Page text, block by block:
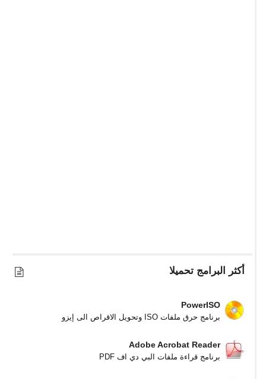
أكثر البرامج تحميلا
PowerISO
برنامج حرق ملفات ISO وتحويل الاقراص الى إيزو
Adobe Acrobat Reader
برنامج قراءة ملفات البي دي اف PDF